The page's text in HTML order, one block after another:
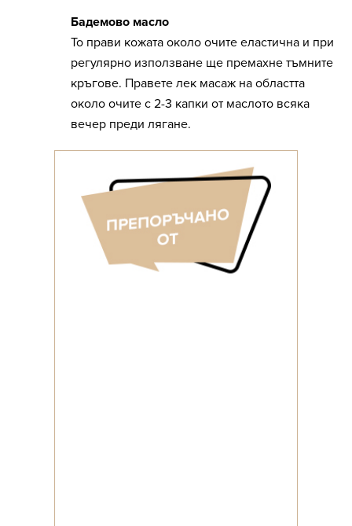
Бадемово масло
То прави кожата около очите еластична и при
регулярно използване ще премахне тъмните
кръгове. Правете лек масаж на областта
около очите с 2-3 капки от маслото всяка
вечер преди лягане.